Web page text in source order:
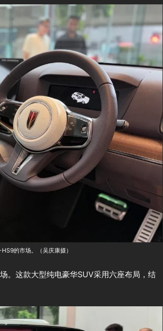
的市场。（吴庆康摄）
。这款大型纯电豪华SUV采用六座布局，结